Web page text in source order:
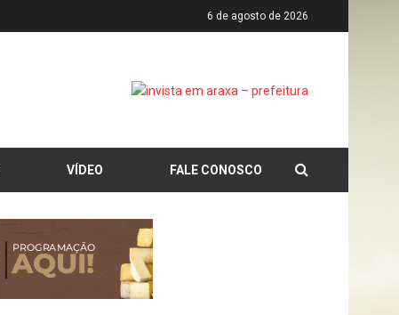
6 de agosto de 2026
VÍDEO FALE CONOSCO